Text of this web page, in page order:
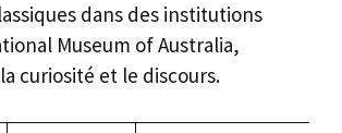
dans des institutions
Museum of Australia,
curiosité et le discours.